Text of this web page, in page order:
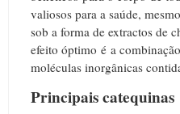
valiosos para a saúde,
sob a forma de extractos de
efeito óptimo é a
moléculas inorgânicas
Principais catequinas